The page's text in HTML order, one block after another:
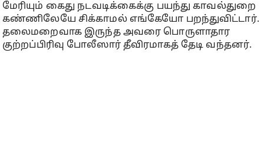
மேரியும் கைது நடவடிக்கைக்கு பயந்து காவல்துறை
கண்ணிலேயே சிக்காமல் எங்கேயோ பறந்துவிட்டார்.
தலைமறைவாக இருந்த அவரை பொருளாதார
குற்றப்பிரிவு போலீஸார் தீவிரமாகத் தேடி வந்தனர்.